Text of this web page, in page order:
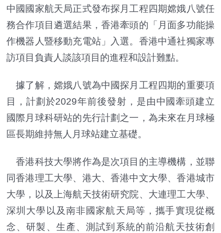
中國國家航天局正式發布探月工程四期嫦娥八號任
務合作項目遴選結果，香港牽頭的「月面多功能操
作機器人暨移動充電站」入選。香港中通社獨家專
訪項目負責人談該項目的進程和設計難點。
據了解，嫦娥八號為中國探月工程四期的重要項
目，計劃於2029年前後發射，是由中國牽頭建立
國際月球科研站的先行計劃之一，為未來在月球極
區長期維持無人月球站建立基礎。
香港科技大學將作為是次項目的主導機構，並聯
同香港理工大學、港大、香港中文大學、香港城市
大學，以及上海航天技術研究院、大連理工大學、
深圳大學以及南非國家航天局等，攜手實現從概
念、研製、生產、測試到系統的前沿航天技術創